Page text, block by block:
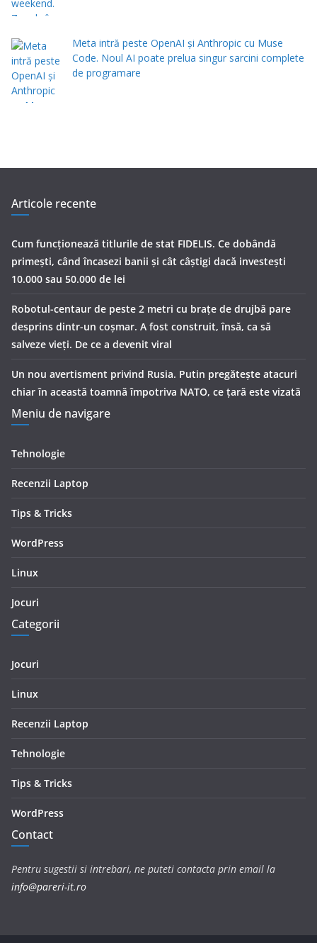
Meta intră peste OpenAI și Anthropic cu Muse
Code. Noul AI poate prelua singur sarcini complete
de programare
Articole recente
Cum funcționează titlurile de stat FIDELIS. Ce dobândă
primești, când încasezi banii şi cât câștigi dacă investești
10.000 sau 50.000 de lei
Robotul-centaur de peste 2 metri cu brațe de drujbă pare
desprins dintr-un coșmar. A fost construit, însă, ca să
salveze vieți. De ce a devenit viral
Un nou avertisment privind Rusia. Putin pregăteşte atacuri
chiar în această toamnă împotriva NATO, ce țară este vizată
Meniu de navigare
Tehnologie
Recenzii Laptop
Tips & Tricks
WordPress
Linux
Jocuri
Categorii
Jocuri
Linux
Recenzii Laptop
Tehnologie
Tips & Tricks
WordPress
Contact
Pentru sugestii si intrebari, ne puteti contacta prin email la
info@pareri-it.ro